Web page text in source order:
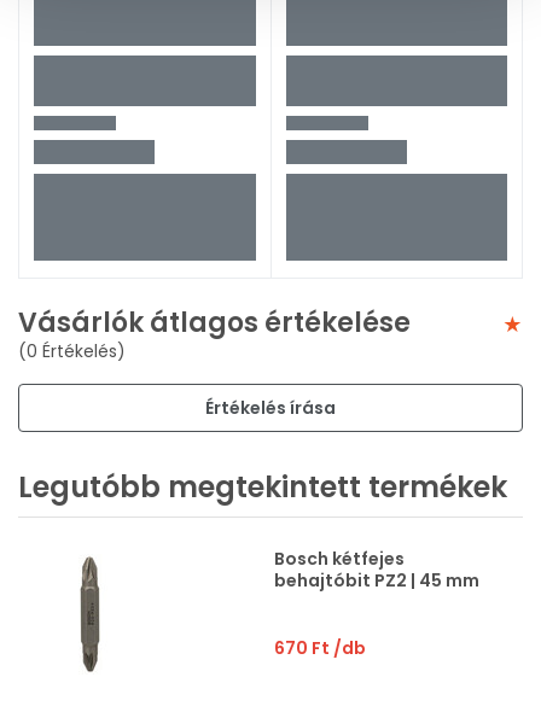
Vásárlók átlagos értékelése
(0 Értékelés)
Értékelés írása
Legutóbb megtekintett termékek
Bosch kétfejes
behajtóbit PZ2 | 45 mm
670 Ft /db